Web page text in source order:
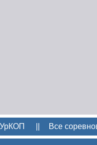
УрКОП Все